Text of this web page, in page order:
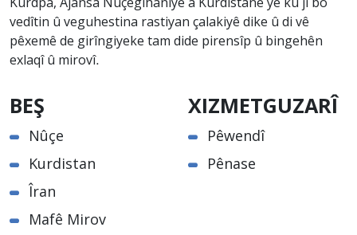
Kurdpa, Ajansa Nûçegihaniyê a Kurdistanê ye ku ji bo
vedîtin û veguhestina rastiyan çalakiyê dike û di vê
pêxemê de girîngiyeke tam dide pirensîp û bingehên
exlaqî û mirovî.
BEŞ
Nûçe
Kurdistan
Îran
Mafê Mirov
XIZMETGUZARÎ
Pêwendî
Pênase